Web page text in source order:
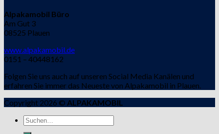
Alpakamobil Büro
Am Gut 3
08525 Plauen
www.alpakamobil.de
0151 – 40448162
Folgen Sie uns auch auf unseren Social Media Kanälen und
erfahren Sie immer das Neueste von Alpakamobil in Plauen.
Copyright 2026 © ALPAKAMOBIL
Suchen
nach: